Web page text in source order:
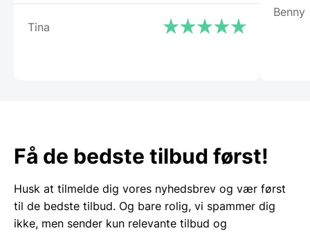
Tina
Benny
Få de bedste tilbud først!
Husk at tilmelde dig vores nyhedsbrev og vær først
til de bedste tilbud. Og bare rolig, vi spammer dig
ikke, men sender kun relevante tilbud og